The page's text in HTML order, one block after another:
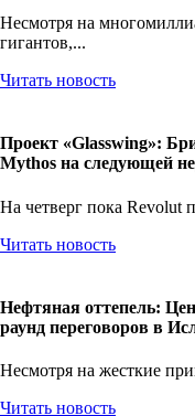
Несмотря на
гигантов,...
Читать новость
Проект «Glasswing»:
Mythos на следующей
На четверг пока Revolut
Читать новость
Нефтяная оттепель:
раунд переговоров в
Несмотря на жесткие
Читать новость